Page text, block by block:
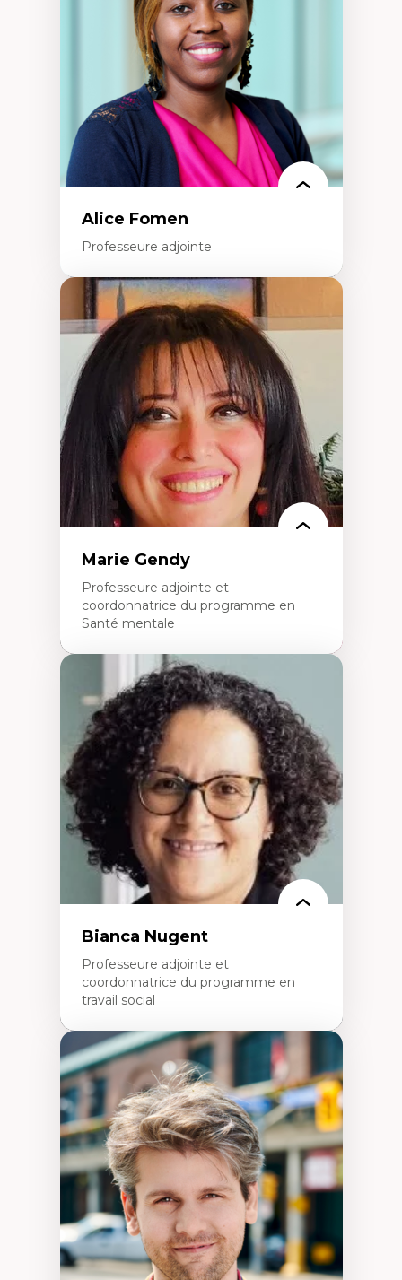
perspective socioécologique de care
L’insertion professionnelle des
enseignant.e.s
Alice Fomen
Professeure adjointe
Expertises
Acceptabilité, acceptation et adoption des
technologies
Technologies d'apprentissage innovantes
Insertion professionnelle du nouveau
personnel enseignant
Construction identitaire en milieu
minoritaire francophone
Technologies éducatives pour la formation
continue
Marie Gendy
Professeure adjointe et
coordonnatrice du programme en
Santé mentale
Expertises
Neuropsychiatrie et neurosciences
Direction d'essais cliniques
Analyse des politiques et pratiques en santé
mentale
Développement de protocoles d'essais
cliniques
Collaboration interfonctionnelle
Leadership en recherche clinique
Développement de cadres politiques
Collaboration avec des entreprises
pharmaceutiques
Rédaction de publications et de rapports
politiques
Enseignement et mentorat
Bianca Nugent
Professeure adjointe et
coordonnatrice du programme en
travail social
Expertises
Travail social, action et justice sociale
Fondements de l’intervention et des
nouvelles pratiques en travail social et en
éducation inclusive
Minorités linguistiques, offre active et
francophonie plurielle en contexte
linguistique minoritaire
Études critiques sur le handicap, la
neurodiversité, l'agentivité et les injustices
épistémiques
Intersectionnalité et réalités 2SLGBTQ+
Méthodes d’interventions et approches
antiraciste, décoloniale, anti-oppressive
Approche interculturelle critique